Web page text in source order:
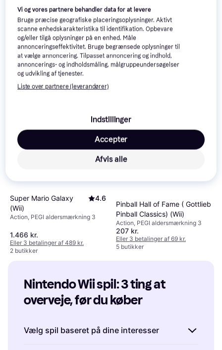
Cruise -- Episode 2 (Wii)
Action, Eventyr, PEGI
aldersmærkning 12
246 kr.
Eller 3 betalinger af 82 kr.
6 butikker
Action, Eventyr, PEGI
aldersmærkning 12
99 kr.
Eller 3 betalinger af 33 kr.
5 butikker
Super Mario Galaxy
(Wii)
4.6
Action, PEGI aldersmærkning 3
1.466 kr.
Eller 3 betalinger af 489 kr.
2 butikker
Pinball Hall of Fame ( Gottlieb
Pinball Classics) (Wii)
Action, PEGI aldersmærkning 3
207 kr.
Eller 3 betalinger af 69 kr.
5 butikker
Nintendo Wii spil: 3 ting at
overveje, før du køber
Vælg spil baseret på dine interesser
Vi og vores partnere behandler data for at levere
Bruge præcise geografiske placeringsoplysninger. Aktivt
scanne enhedskarakteristika til identifikation. Opbevare
og/eller tilgå oplysninger på en enhed. Måle
annonceringseffektivitet. Bruge begrænsede oplysninger til
at vælge annoncering. Tilpasset annoncering og indhold,
annoncerings- og indholdsmåling, målgruppeundersøgelser
og udvikling af tjenester.
Liste over partnere (leverandører)
Indstillinger
Afvis alle
Accepter